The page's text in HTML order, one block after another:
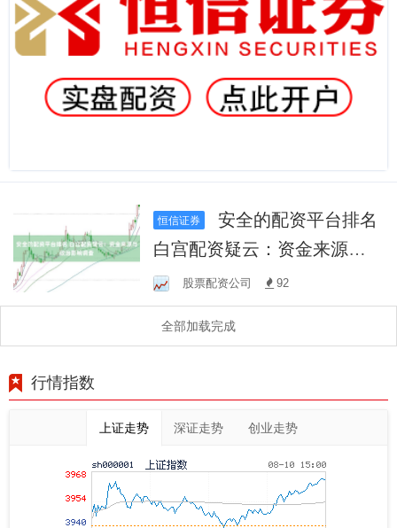
恒信证券
安全的配资平台排名
白宫配资疑云：资金来源与
政治影响调查
股票配资公司 92
全部加载完成
行情指数
上证走势 深证走势 创业走势